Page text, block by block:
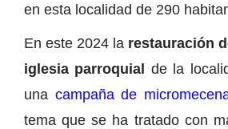
en esta localidad de 290
En este 2024 la restauración
iglesia parroquial de la
una campaña de
tema que se ha tratado con